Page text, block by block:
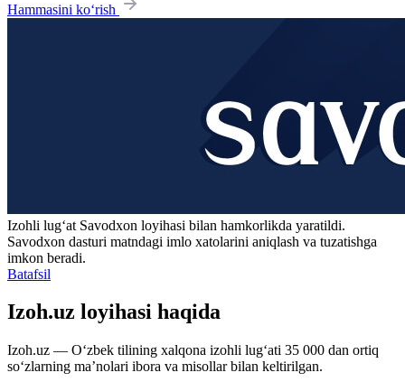
Hammasini ko‘rish
Izohli lugʻat Savodxon loyihasi bilan hamkorlikda yaratildi.
Savodxon dasturi matndagi imlo xatolarini aniqlash va tuzatishga
imkon beradi.
Batafsil
Izoh.uz loyihasi haqida
Izoh.uz — O‘zbek tilining xalqona izohli lug‘ati 35 000 dan ortiq
so‘zlarning ma’nolari ibora va misollar bilan keltirilgan.